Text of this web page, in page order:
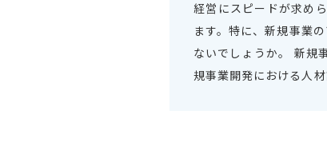
経営にスピードが求め
ます。特に、新規事業
ないでしょうか。 新規
規事業開発における人